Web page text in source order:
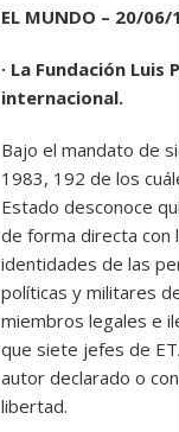
EL MUNDO – 20/06/
· La Fundación
internacional.
Bajo el mandato de
1983, 192 de los
Estado desconoce
de forma directa con
identidades de las
políticas y militares
miembros legales e
que siete jefes de
autor declarado o
libertad.